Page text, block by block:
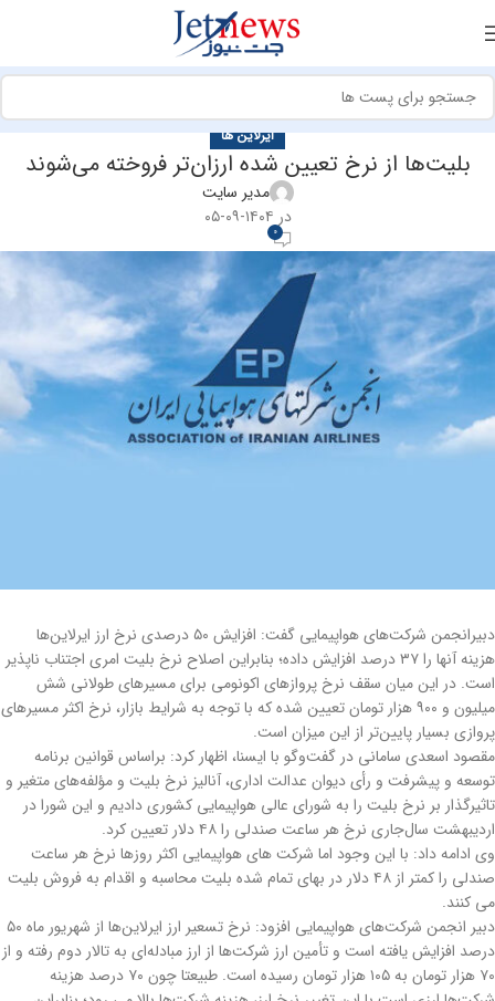
ایرلاین ها
بلیت‌ها از نرخ تعیین شده ارزان‌تر فروخته می‌شوند
مدیر سایت
در ۱۴۰۴-۰۹-۰۵
0
دبیرانجمن شرکت‌های هواپیمایی گفت: افزایش ۵٠ درصدی نرخ ارز ایرلاین‌ها
هزینه آنها را ٣٧ درصد افزایش داده‌؛ بنابراین اصلاح نرخ بلیت امری اجتناب ناپذیر
است. در این میان سقف نرخ پروازهای اکونومی برای مسیرهای طولانی شش
میلیون و ۹۰۰ هزار تومان تعیین شده که با توجه به شرایط بازار، نرخ اکثر مسیرهای
پروازی بسیار پایین‌تر از این میزان است.
مقصود اسعدی سامانی در گفت‌وگو با ایسنا، اظهار کرد: براساس قوانین برنامه
توسعه و پیشرفت و رأی دیوان عدالت اداری، آنالیز نرخ بلیت و مؤلفه‌های متغیر و
تاثیرگذار بر نرخ بلیت را به شورای عالی هواپیمایی کشوری دادیم و این شورا در
اردیبهشت سال‌جاری نرخ هر ساعت صندلی را ۴۸ دلار تعیین کرد.
وی ادامه داد: با این وجود اما شرکت های هواپیمایی اکثر روزها نرخ هر ساعت
صندلی را کمتر از ۴۸ دلار در بهای تمام شده بلیت محاسبه و اقدام به فروش بلیت
می کنند.
دبیر انجمن شرکت‌های هواپیمایی افزود: نرخ تسعیر ارز ایرلاین‌ها از شهریور ماه ۵۰
درصد افزایش یافته‌ است و تأمین ارز شرکت‌ها از ارز مبادله‌ای به تالار دوم رفته و از
۷۰ هزار تومان به ۱۰۵ هزار تومان رسیده است. طبیعتا چون ۷۰ درصد هزینه